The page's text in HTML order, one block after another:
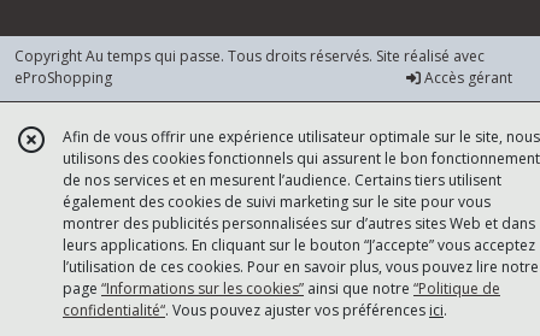
Copyright Au temps qui passe. Tous droits réservés. Site réalisé avec
eProShopping
Accès gérant
Afin de vous offrir une expérience utilisateur optimale sur le site, nous
utilisons des cookies fonctionnels qui assurent le bon fonctionnement
de nos services et en mesurent l’audience. Certains tiers utilisent
également des cookies de suivi marketing sur le site pour vous
montrer des publicités personnalisées sur d’autres sites Web et dans
leurs applications. En cliquant sur le bouton “J’accepte” vous acceptez
l’utilisation de ces cookies. Pour en savoir plus, vous pouvez lire notre
page “Informations sur les cookies” ainsi que notre “Politique de
confidentialité“. Vous pouvez ajuster vos préférences ici.